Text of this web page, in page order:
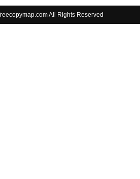
All Rights Reserved